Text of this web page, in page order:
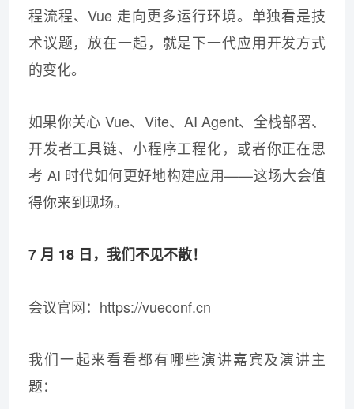
程流程、Vue 走向更多运行环境。单独看是技
术议题，放在一起，就是下一代应用开发方式
的变化。
如果你关心 Vue、Vite、AI Agent、全栈部署、
开发者工具链、小程序工程化，或者你正在思
考 AI 时代如何更好地构建应用——这场大会值
得你来到现场。
7 月 18 日，我们不见不散！
会议官网：https://vueconf.cn
我们一起来看看都有哪些演讲嘉宾及演讲主
题：